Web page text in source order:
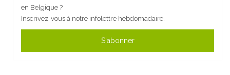
en Belgique ?
Inscrivez-vous à notre infolettre hebdomadaire.
S'abonner